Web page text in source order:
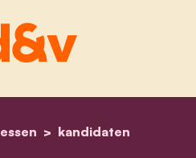
home
essen kandidaten
gaston van tichelt